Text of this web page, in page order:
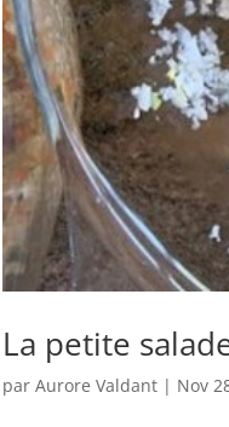
La petite
par Aurore Valdant| Nov